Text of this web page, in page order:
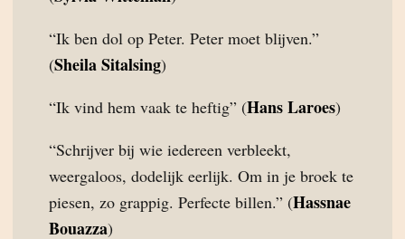
“Ik ben dol op Peter. Peter moet blijven.”
(Sheila Sitalsing)
“Ik vind hem vaak te heftig” (Hans Laroes)
“Schrijver bij wie iedereen verbleekt,
weergaloos, dodelijk eerlijk. Om in je broek te
piesen, zo grappig. Perfecte billen.” (Hassnae
Bouazza)